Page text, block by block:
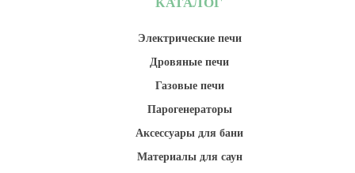
Электрические печи
Дровяные печи
Газовые печи
Парогенераторы
Аксессуары для бани
Материалы для саун